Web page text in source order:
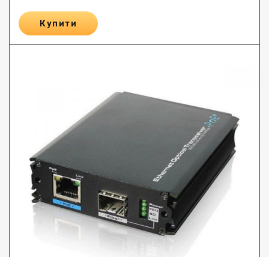
Купити